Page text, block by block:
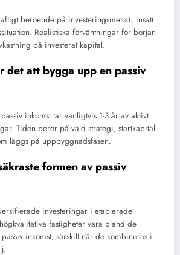
beroende på investeringsmetod, insatt
Realistiska förväntningar för början
på investerat kapital.
det att bygga upp en passiv
inkomst tar vanligtvis 1-3 år av aktivt
Tiden beror på vald strategi, startkapital
läggs på uppbyggnadsfasen.
formen av passiv
investeringar i etablerade
fastigheter vara bland de
inkomst, särskilt när de kombineras i